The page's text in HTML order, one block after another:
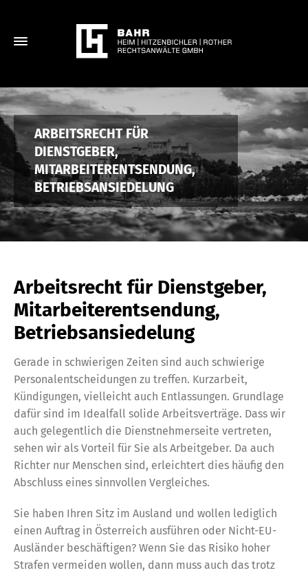
ARBEITSRECHT FÜR
DIENSTGEBER,
MITARBEITERENTSENDUNG,
BETRIEBSANSIEDELUNG
Arbeitsrecht für Dienstgeber,
Mitarbeiterentsendung,
Betriebsansiedelung
Gerade in schwierigen Zeiten sind auch schwierige
Personalentscheidungen zu treffen. Kurzarbeit,
Kündigungen, vielleicht auch Entlassungen. Grundlage
dafür sind im Idealfall solide Arbeitsverträge. Dass wir
auch gelegentlich die Dienstnehmerseite vertreten,
sehen wir als Vorteil für Sie als Arbeitgeber. Da auch
Richter nur Menschen sind, erleichtert dies häufig den
Abschluss eines sinnvollen Vergleiches.
Sie haben Ihren Sitz im Ausland und wollen lediglich
einen Auftrag in Österreich ausführen oder Nicht-EU-
Ausländer beschäftigen? Wenn Sie das Risiko hoher
Strafen vermeiden wollen, dann muss auch das trotz